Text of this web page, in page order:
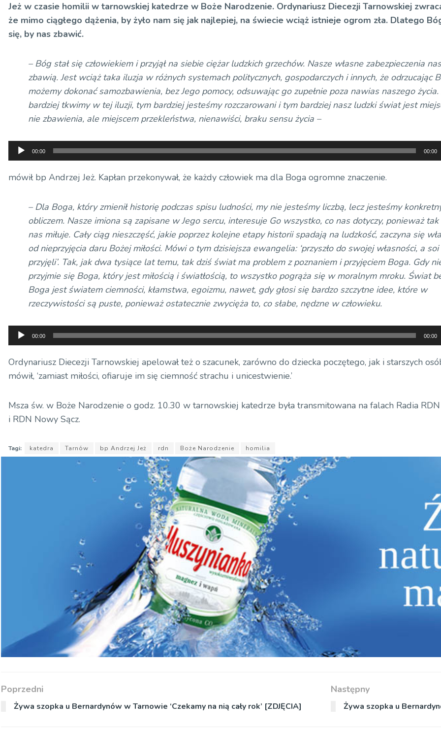
Jeż w czasie homilii w tarnowskiej katedrze w Boże Narodzenie. Ordynariusz Diecezji Tarnowskiej
że mimo ciągłego dążenia, by żyło nam się jak najlepiej, na świecie wciąż istnieje ogrom zła. Dlatego
się, by nas zbawić.
– Bóg stał się człowiekiem i przyjął na siebie ciężar ludzkich grzechów. Nasze własne zabezpieczenia
zbawią. Jest wciąż taka iluzja w różnych systemach politycznych, gospodarczych i innych, że odrzucając
możemy dokonać samozbawienia, bez Jego pomocy, odsuwając go zupełnie poza nawias naszego
bardziej tkwimy w tej iluzji, tym bardziej jesteśmy rozczarowani i tym bardziej nasz ludzki świat jest
nie zbawienia, ale miejscem przekleństwa, nienawiści, braku sensu życia –
Odtwarzacz
plików
dźwiękowych
00:00 00:00
mówił bp Andrzej Jeż. Kapłan przekonywał, że każdy człowiek ma dla Boga ogromne znaczenie.
– Dla Boga, który zmienił historię podczas spisu ludności, my nie jesteśmy liczbą, lecz jesteśmy
obliczem. Nasze imiona są zapisane w Jego sercu, interesuje Go wszystko, co nas dotyczy, ponieważ tak
nas miłuje. Cały ciąg nieszczęść, jakie poprzez kolejne etapy historii spadają na ludzkość, zaczyna się
od nieprzyjęcia daru Bożej miłości. Mówi o tym dzisiejsza ewangelia: ‘przyszło do swojej własności, a
przyjęli’. Tak, jak dwa tysiące lat temu, tak dziś świat ma problem z poznaniem i przyjęciem Boga. Gdy
przyjmie się Boga, który jest miłością i światłością, to wszystko pogrąża się w moralnym mroku. Świat
Boga jest światem ciemności, kłamstwa, egoizmu, nawet, gdy głosi się bardzo szczytne idee, które w
rzeczywistości są puste, ponieważ ostatecznie zwycięża to, co słabe, nędzne w człowieku.
Odtwarzacz
plików
dźwiękowych
00:00 00:00
Ordynariusz Diecezji Tarnowskiej apelował też o szacunek, zarówno do dziecka poczętego, jak i starszych
mówił, ‘zamiast miłości, ofiaruje im się ciemność strachu i unicestwienie.’
Msza św. w Boże Narodzenie o godz. 10.30 w tarnowskiej katedrze była transmitowana na falach Radia
i RDN Nowy Sącz.
Tagi: katedra Tarnów bp Andrzej Jeż rdn Boże Narodzenie homilia
Poprzedni
Żywa szopka u Bernardynów w Tarnowie ‘Czekamy na nią cały rok’ [ZDJĘCIA]
Następny
Żywa szopka u